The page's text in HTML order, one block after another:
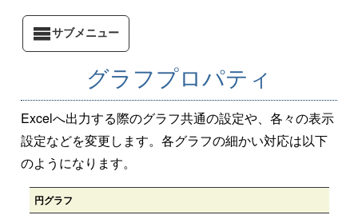
サブメニュー
グラフプロパティ
Excelへ出力する際のグラフ共通の設定や、各々の表示
設定などを変更します。各グラフの細かい対応は以下
のようになります。
円グラフ